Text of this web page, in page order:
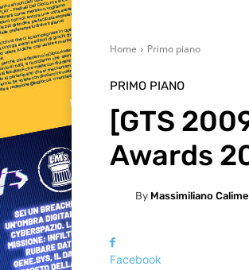
Home Primo piano
PRIMO PIANO
[GTS
Awards
By Massimiliano
Facebook